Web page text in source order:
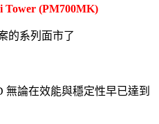
Tower (PM700MK)
的系列面市了
無論在效能與穩定性早已達到